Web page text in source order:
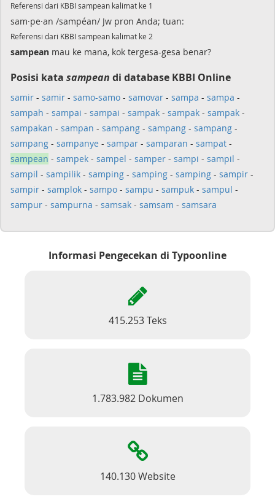
Referensi dari KBBI sampean kalimat ke 1
sam·pe·an /sampéan/ Jw pron Anda; tuan:
Referensi dari KBBI sampean kalimat ke 2
sampean mau ke mana, kok tergesa-gesa benar?
Posisi kata sampean di database KBBI Online
samir - samir - samo-samo - samovar - sampa - sampa -
sampah - sampai - sampai - sampak - sampak - sampak -
sampakan - sampan - sampang - sampang - sampang -
sampang - sampanye - sampar - samparan - sampat -
sampean - sampek - sampel - samper - sampi - sampil -
sampil - sampilik - samping - samping - samping - sampir -
sampir - samplok - sampo - sampu - sampuk - sampul -
sampur - sampurna - samsak - samsam - samsara
Informasi Pengecekan di Typoonline
415.253 Teks
1.783.982 Dokumen
140.130 Website